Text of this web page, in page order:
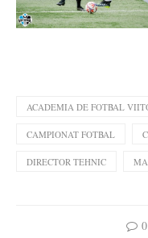
ACADEMIA DE FOTBAL
CAMPIONAT FOTBAL
DIRECTOR TEHNIC